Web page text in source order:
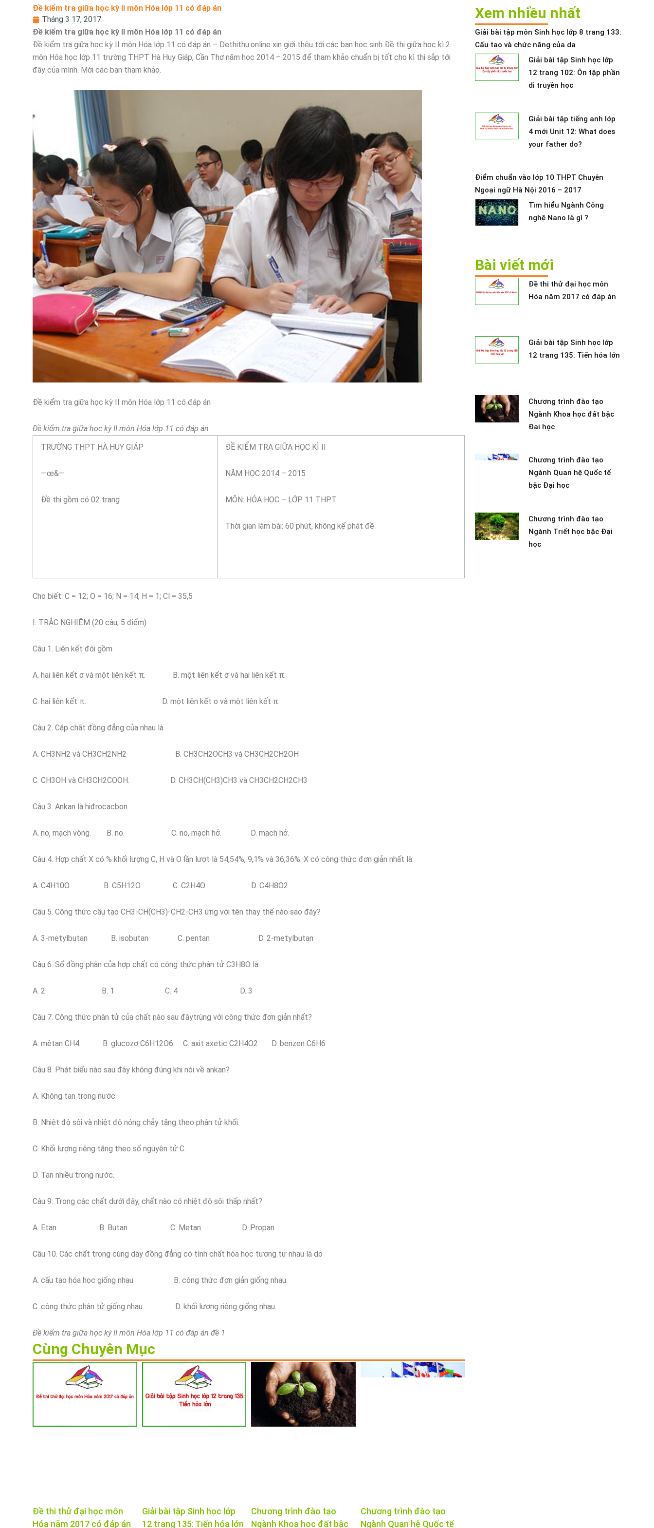
Đề kiểm tra giữa học kỳ II môn Hóa lớp 11 có đáp án
Tháng 3 17, 2017
Đề kiểm tra giữa học kỳ II môn Hóa lớp 11 có đáp án
Đề kiểm tra giữa học kỳ II môn Hóa lớp 11 có đáp án – Dethithu.online xin giới thệu tới các bạn học sinh Đề thi giữa học kì 2
môn Hóa học lớp 11 trường THPT Hà Huy Giáp, Cần Thơ năm học 2014 – 2015 để tham khảo chuẩn bị tốt cho kì thi sắp tới
đây của mình. Mời các bạn tham khảo.
Đề kiểm tra giữa học kỳ II môn Hóa lớp 11 có đáp án
Đề kiểm tra giữa học kỳ II môn Hóa lớp 11 có đáp án
TRƯỜNG THPT HÀ HUY GIÁP
—œ&—
Đề thi gồm có 02 trang
ĐỀ KIỂM TRA GIỮA HỌC KÌ II
NĂM HỌC 2014 – 2015
MÔN: HÓA HỌC – LỚP 11 THPT
Thời gian làm bài: 60 phút, không kể phát đề
Cho biết: C = 12; O = 16; N = 14; H = 1; Cl = 35,5
I. TRẮC NGHIỆM (20 câu, 5 điểm)
Câu 1. Liên kết đôi gồm
A. hai liên kết σ và một liên kết π. B. một liên kết σ và hai liên kết π.
C. hai liên kết π. D. một liên kết σ và một liên kết π.
Câu 2. Cặp chất đồng đẳng của nhau là
A. CH3NH2 và CH3CH2NH2 B. CH3CH2OCH3 và CH3CH2CH2OH
C. CH3OH và CH3CH2COOH. D. CH3CH(CH3)CH3 và CH3CH2CH2CH3
Câu 3. Ankan là hiđrocacbon
A. no, mạch vòng. B. no. C. no, mạch hở. D. mạch hở.
Câu 4. Hợp chất X có % khối lượng C, H và O lần lượt là 54,54%, 9,1% và 36,36%. X có công thức đơn giản nhất là:
A. C4H10O. B. C5H12O. C. C2H4O. D. C4H8O2.
Câu 5. Công thức cấu tạo CH3-CH(CH3)-CH2-CH3 ứng với tên thay thế nào sao đây?
A. 3-metylbutan B. isobutan C. pentan D. 2-metylbutan
Câu 6. Số đồng phân của hợp chất có công thức phân tử C3H8O là:
A. 2 B. 1 C. 4 D. 3
Câu 7. Công thức phân tử của chất nào sau đâytrùng với công thức đơn giản nhất?
A. mêtan CH4 B. glucozơ C6H12O6 C. axit axetic C2H4O2 D. benzen C6H6
Câu 8. Phát biểu nào sau đây không đúng khi nói về ankan?
A. Không tan trong nước.
B. Nhiệt độ sôi và nhiệt độ nóng chảy tăng theo phân tử khối.
C. Khối lượng riêng tăng theo số nguyên tử C.
D. Tan nhiều trong nước.
Câu 9. Trong các chất dưới đây, chất nào có nhiệt độ sôi thấp nhất?
A. Etan B. Butan C. Metan D. Propan
Câu 10. Các chất trong cùng dãy đồng đẳng có tính chất hóa học tương tự nhau là do
A. cấu tạo hóa học giống nhau. B. công thức đơn giản giống nhau.
C. công thức phân tử giống nhau. D. khối lượng riêng giống nhau.
Đề kiểm tra giữa học kỳ II môn Hóa lớp 11 có đáp án đề 1
Cùng Chuyên Mục
Đề thi thử đại học môn
Hóa năm 2017 có đáp án
Giải bài tập Sinh học lớp
12 trang 135: Tiến hóa lớn
Chương trình đào tạo
Ngành Khoa học đất bậc
Chương trình đào tạo
Ngành Quan hệ Quốc tế
Xem nhiều nhất
Giải bài tập môn Sinh học lớp 8 trang 133:
Cấu tạo và chức năng của da
Giải bài tập Sinh học lớp
12 trang 102: Ôn tập phần
di truyền học
Giải bài tập tiếng anh lớp
4 mới Unit 12: What does
your father do?
Điểm chuẩn vào lớp 10 THPT Chuyên
Ngoại ngữ Hà Nội 2016 – 2017
Tìm hiểu Ngành Công
nghệ Nano là gì ?
Bài viết mới
Đề thi thử đại học môn
Hóa năm 2017 có đáp án
Giải bài tập Sinh học lớp
12 trang 135: Tiến hóa lớn
Chương trình đào tạo
Ngành Khoa học đất bậc
Đại học
Chương trình đào tạo
Ngành Quan hệ Quốc tế
bậc Đại học
Chương trình đào tạo
Ngành Triết học bậc Đại
học